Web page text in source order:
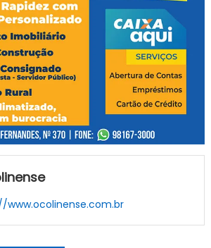
www.ocolinense.com.br